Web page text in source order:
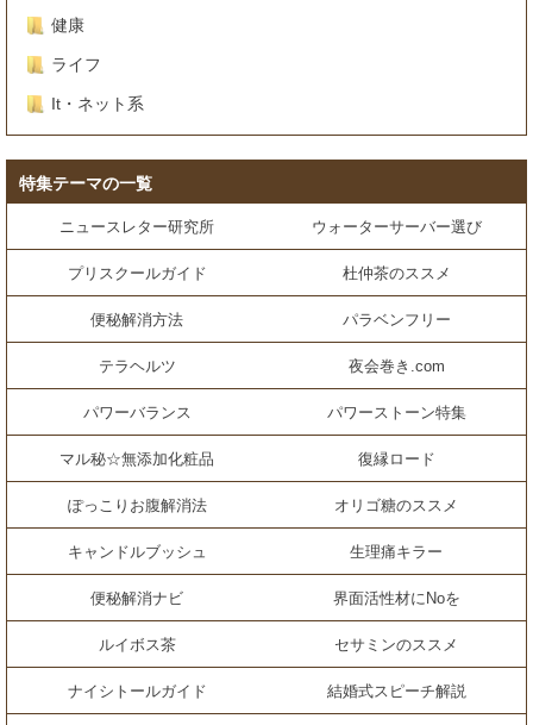
健康
ライフ
It・ネット系
特集テーマの一覧
ニュースレター研究所 ウォーターサーバー選び
プリスクールガイド 杜仲茶のススメ
便秘解消方法 パラベンフリー
テラヘルツ 夜会巻き.com
パワーバランス パワーストーン特集
マル秘☆無添加化粧品 復縁ロード
ぽっこりお腹解消法 オリゴ糖のススメ
キャンドルブッシュ 生理痛キラー
便秘解消ナビ 界面活性材にNoを
ルイボス茶 セサミンのススメ
ナイシトールガイド 結婚式スピーチ解説